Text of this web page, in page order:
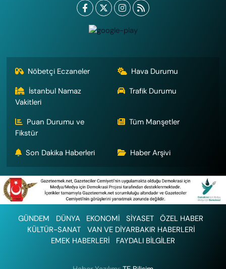
Nöbetçi Eczaneler
Hava Durumu
İstanbul Namaz
Vakitleri
Trafik Durumu
Puan Durumu ve
Fikstür
Tüm Manşetler
Son Dakika Haberleri Haber Arşivi
GÜNDEM DÜNYA EKONOMİ SİYASET
ÖZEL HABER
KÜLTÜR-SANAT
VAN VE DİYARBAKIR HABERLERİ
EMEK HABERLERİ
FAYDALI BİLGİLER